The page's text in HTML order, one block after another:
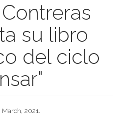
su libro
del ciclo
2021.